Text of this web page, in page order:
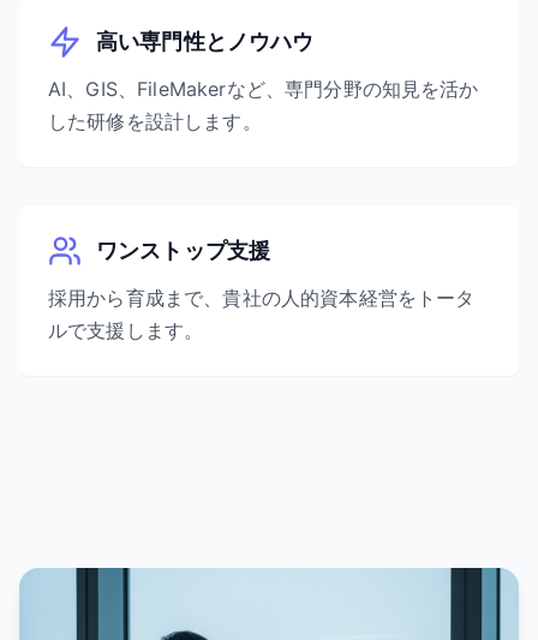
高い専門性とノウハウ
AI、GIS、FileMakerなど、専門分野の知見を活か
した研修を設計します。
ワンストップ支援
採用から育成まで、貴社の人的資本経営をトータ
ルで支援します。